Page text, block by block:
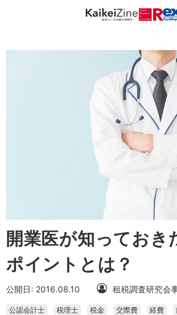
開業医が知っておき
ポイントとは？
公開日: 2016.08.10 租税調査研究会
公認会計士 税理士 税金 交際費 経費